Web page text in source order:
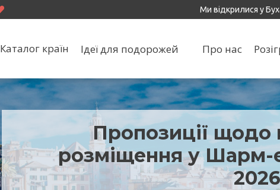
Ми відкрилися у
Каталог країн Ідеї для подорожей Про нас
Пропозиції щодо
розміщення у Шарм-
2026